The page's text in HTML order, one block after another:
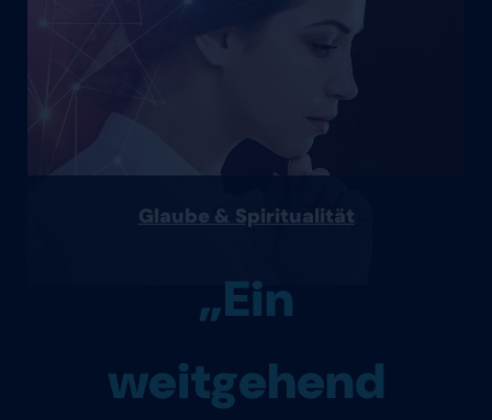
Glaube & Spiritualität
„Ein
weitgehend